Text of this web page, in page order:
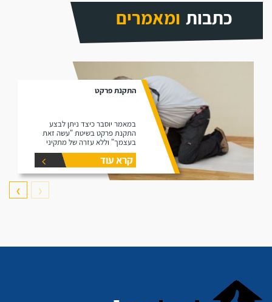
כתבות ומאמרים
התקנת פרקט
במאמר יוסבר כיצד ניתן לבצע
התקנת פרקט בשיטת "עשה זאת
בעצמך" וללא עזרה של מתקיני
פרקטים.
קרא עוד
❮
❯